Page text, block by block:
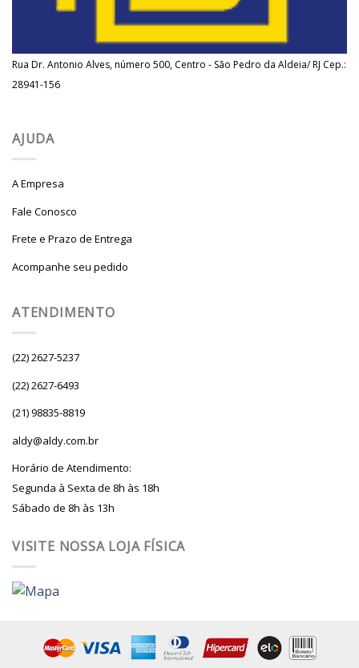
Rua Dr. Antonio Alves, número 500, Centro - São Pedro da Aldeia/ RJ Cep.:
28941-156
AJUDA
A Empresa
Fale Conosco
Frete e Prazo de Entrega
Acompanhe seu pedido
ATENDIMENTO
(22) 2627-5237
(22) 2627-6493
(21) 98835-8819
aldy@aldy.com.br
Horário de Atendimento:
Segunda à Sexta de 8h às 18h
Sábado de 8h às 13h
VISITE NOSSA LOJA FÍSICA